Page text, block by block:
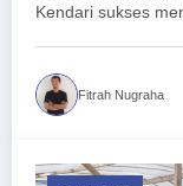
Kendari sukses
Fitrah Nugraha